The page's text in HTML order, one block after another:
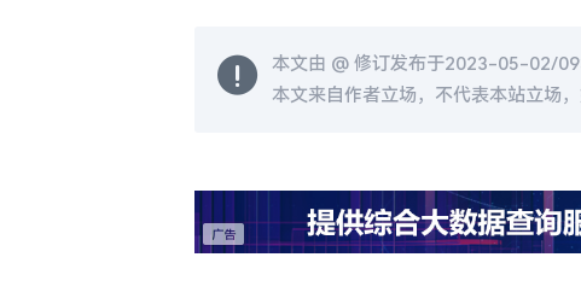
本文由 @修订发布于2023-05-02/
本文来自作者立场，不代表本站立场